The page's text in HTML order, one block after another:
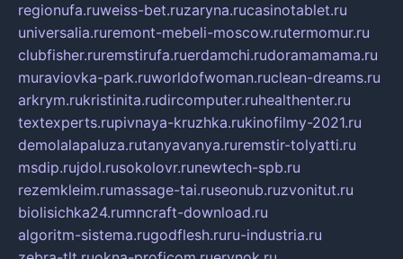
regionufa.ruweiss-bet.ruzaryna.rucasinotablet.ru
universalia.ruremont-mebeli-moscow.rutermomur.ru
clubfisher.ruremstirufa.ruerdamchi.rudoramamama.ru
muraviovka-park.ruworldofwoman.ruclean-dreams.ru
arkrym.rukristinita.rudircomputer.ruhealthenter.ru
textexperts.rupivnaya-kruzhka.rukinofilmy-2021.ru
demolalapaluza.rutanyavanya.ruremstir-tolyatti.ru
msdip.rujdol.rusokolovr.runewtech-spb.ru
rezemkleim.rumassage-tai.ruseonub.ruzvonitut.ru
biolisichka24.rumncraft-download.ru
algoritm-sistema.rugodflesh.ruru-industria.ru